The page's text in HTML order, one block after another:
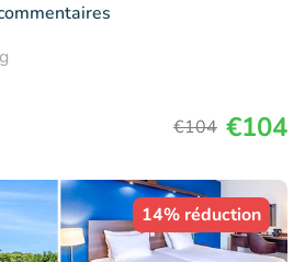
€104 €104
14% réduction